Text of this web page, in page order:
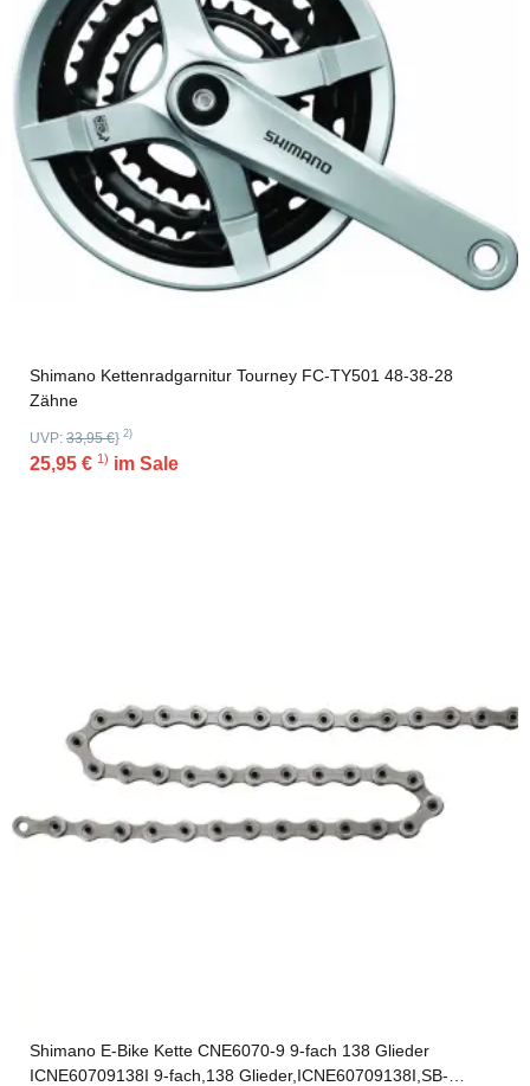
Shimano Kettenradgarnitur Tourney FC-TY501 48-38-28
Zähne
UVP: 33,95 €} 2)
25,95 € 1) im Sale
Shimano E-Bike Kette CNE6070-9 9-fach 138 Glieder
ICNE60709138I 9-fach,138 Glieder,ICNE60709138I,SB-